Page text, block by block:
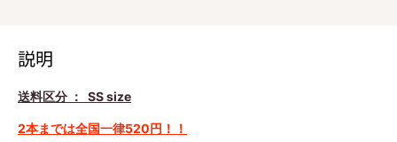
説明
送料区分 ： SS size
2本までは全国一律520円！！